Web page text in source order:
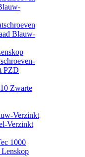
Blauw-
PZD
Zwarte
Verzinkt
Verzinkt
1000